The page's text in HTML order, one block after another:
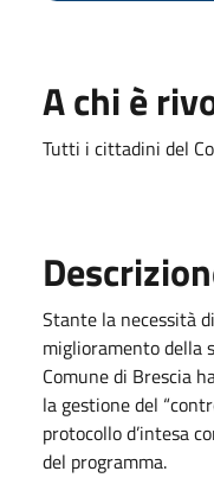
A chi è
Tutti i cittadini del
Stante la necessità
miglioramento della
Comune di Brescia
la gestione del
protocollo d’intesa
del programma.